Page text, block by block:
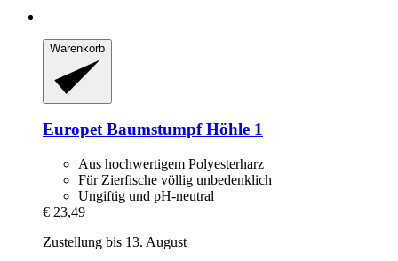
Warenkorb
EuropetBaumstumpf Höhle 1
Aus hochwertigem Polyesterharz
Für Zierfische völlig unbedenklich
Ungiftig und pH-neutral
€ 23,49
Zustellung bis 13. August